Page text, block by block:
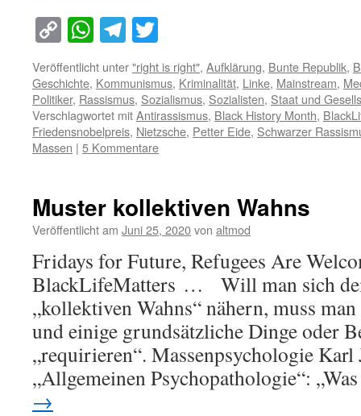
Copy
Link
WhatsApp
Telegram
Veröffentlicht unter"right is right", Aufklärung, Bunte Republik,
Geschichte, Kommunismus, Kriminalität, Linke, Mainstream,
Politiker, Rassismus, Sozialismus, Sozialisten, Staat und
Verschlagwortet mitAntirassismus, Black History Month,
Friedensnobelpreis, Nietzsche, Petter Eide, Schwarzer
Massen | 5 Kommentare
Muster kollektiven Wahns
Veröffentlicht am Juni 25, 2020von altmod
Fridays for Future, Refugees Are
BlackLifeMatters … Will man sich
„kollektiven Wahns“ nähern, muss
und einige grundsätzliche Dinge oder
„requirieren“. Massenpsychologie Karl
„Allgemeinen Psychopathologie“:
→